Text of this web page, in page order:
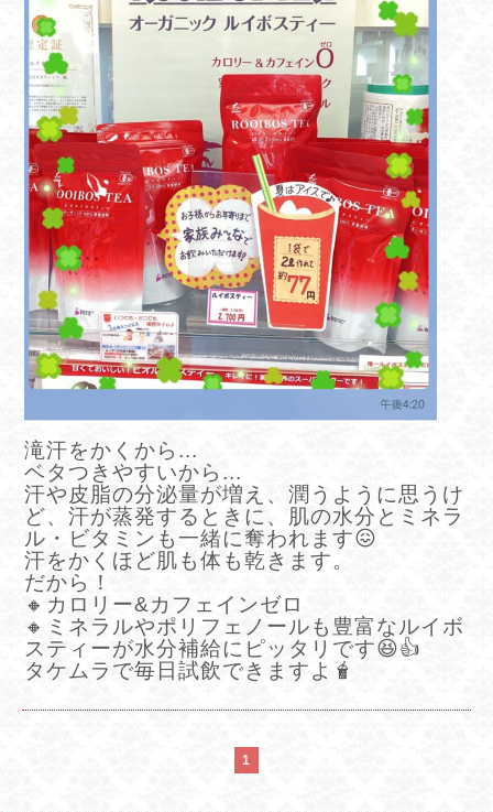
滝汗をかくから...
ベタつきやすいから...
汗や皮脂の分泌量が増え、潤うように思うけ
ど、 汗が蒸発するときに、肌の水分とミネラ
ル・ビタミンも一緒に奪われます😖
汗をかくほど肌も体も乾きます。
だから！
🔸カロリー&カフェインゼロ
🔸 ミネラルやポリフェノールも豊富なルイボ
スティーが水分補給にピッタリです😆👍
タケムラで毎日試飲できますよ🧋
1